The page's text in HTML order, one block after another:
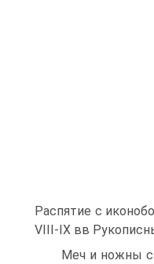
Распятие с
VIII-IX вв
Меч и ножны с